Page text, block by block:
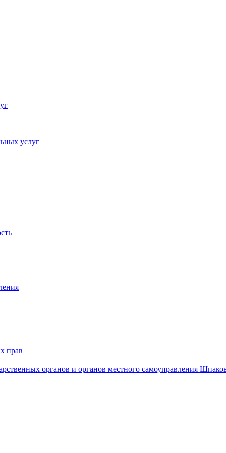
услуг
прав
органов и органов местного самоуправления